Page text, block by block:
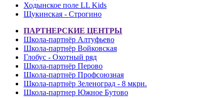
Ходынское поле LL Kids
Щукинская - Строгино
ПАРТНЕРСКИЕ ЦЕНТРЫ
Школа-партнёр Алтуфьево
Школа-партнёр Войковская
Глобус - Охотный ряд
Школа-партнёр Перово
Школа-партнёр Профсоюзная
Школа-партнёр Зеленоград - 8 мкрн.
Школа-партнер Южное Бутово